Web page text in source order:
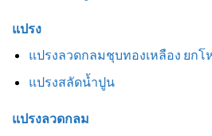
แปรง
แปรงลวดกลมชุบทองเหลือง ยกโ
แปรงสลัดน้ำปูน
แปรงลวดกลม